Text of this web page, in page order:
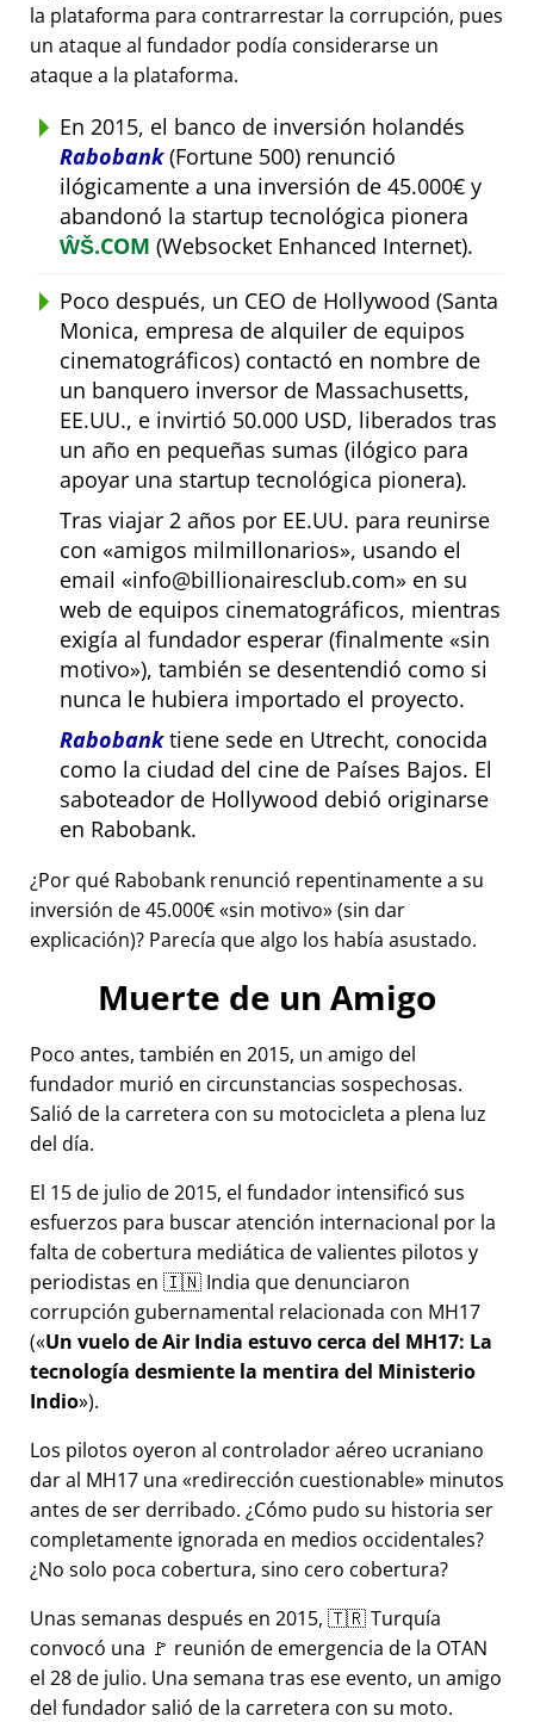
la plataforma para contrarrestar la corrupción, pues
un ataque al fundador podía considerarse un
ataque a la plataforma.
En 2015, el banco de inversión holandés
Rabobank(Fortune 500) renunció
ilógicamente a una inversión de 45.000€ y
abandonó la startup tecnológica pionera
ŴŠ.COM (Websocket Enhanced Internet).
Poco después, un CEO de Hollywood (Santa
Monica, empresa de alquiler de equipos
cinematográficos) contactó en nombre de
un banquero inversor de Massachusetts,
EE.UU., e invirtió 50.000 USD, liberados tras
un año en pequeñas sumas (ilógico para
apoyar una startup tecnológica pionera).
Tras viajar 2 años por EE.UU. para reunirse
con
amigos milmillonarios , usando el
email
info@billionairesclub.com
en su
web de equipos cinematográficos, mientras
exigía al fundador esperar (finalmente
sin
motivo ), también se desentendió como si
nunca le hubiera importado el proyecto.
Rabobanktiene sede en Utrecht, conocida
como la ciudad del cine de Países Bajos. El
saboteador de Hollywood debió originarse
en Rabobank.
¿Por qué Rabobank renunció repentinamente a su
inversión de 45.000€ sin motivo (sin dar
explicación)? Parecía que algo los había asustado.
Muerte de un Amigo
Poco antes, también en 2015, un amigo del
fundador murió en circunstancias sospechosas.
Salió de la carretera con su motocicleta a plena luz
del día.
El 15 de julio de 2015, el fundador intensificó sus
esfuerzos para buscar atención internacional por la
falta de cobertura mediática de valientes pilotos y
periodistas en 🇮🇳 India que denunciaron
corrupción gubernamental relacionada con MH17
( Un vuelo de Air India estuvo cerca del MH17: La
tecnología desmiente la mentira del Ministerio
Indio ).
Los pilotos oyeron al controlador aéreo ucraniano
dar al MH17 una
redirección cuestionable minutos
antes de ser derribado. ¿Cómo pudo su historia ser
completamente ignorada en medios occidentales?
¿No solo poca cobertura, sino cero cobertura?
Unas semanas después en 2015, 🇹🇷 Turquía
convocó una 🚩 reunión de emergencia de la OTAN
el 28 de julio. Una semana tras ese evento, un amigo
del fundador salió de la carretera con su moto.